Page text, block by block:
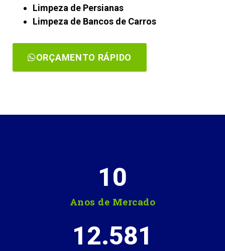
Limpeza de Persianas
Limpeza de Bancos de Carros
ORÇAMENTO RÁPIDO
Anos de Mercado
10
12.581